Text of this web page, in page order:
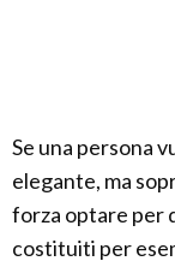
Se una persona
elegante, ma
forza optare per
costituiti per